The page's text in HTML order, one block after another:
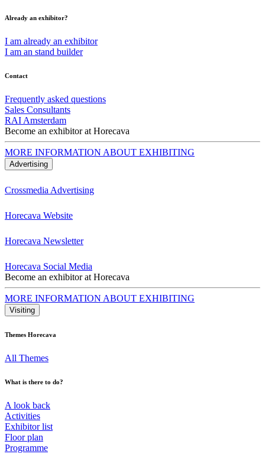
Already an exhibitor?
I am already an exhibitor
I am an stand builder
Contact
Frequently asked questions
Sales Consultants
RAI Amsterdam
Become an exhibitor at Horecava
MORE INFORMATION ABOUT EXHIBITING
Advertising
Crossmedia Advertising
Horecava Website
Horecava Newsletter
Horecava Social Media
Become an exhibitor at Horecava
MORE INFORMATION ABOUT EXHIBITING
Visiting
Themes Horecava
All Themes
What is there to do?
A look back
Activities
Exhibitor list
Floor plan
Programme